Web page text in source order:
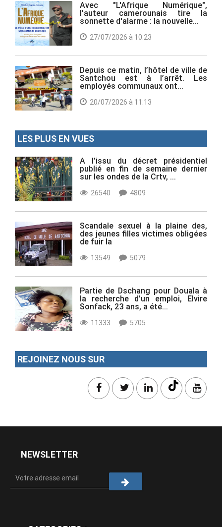
Avec "L'Afrique Numérique",
l'auteur camerounais tire la
sonnette d'alarme : la nouvelle...
27/07/2026 à 10:23
Depuis ce matin, l’hôtel de ville de
Santchou est à l’arrêt. Les
employés communaux ont...
20/07/2026 à 11:13
LES PLUS EN VUES
A l’issu du décret présidentiel
publié en fin de semaine dernier
sur les ondes de la Crtv, ...
26540 4809
Scandale sexuel à la plaine des,
des jeunes filles victimes obligées
de fuir la
13549 5079
Partie de Dschang pour Douala à
la recherche d'un emploi, Elvire
Sonfack, 23 ans, a été...
11333 5705
REJOINEZ NOUS SUR
NEWSLETTER